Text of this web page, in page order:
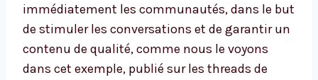
immédiatement les communautés, dans le but
de stimuler les conversations et de garantir un
contenu de qualité, comme nous le voyons
dans cet exemple, publié sur les threads de